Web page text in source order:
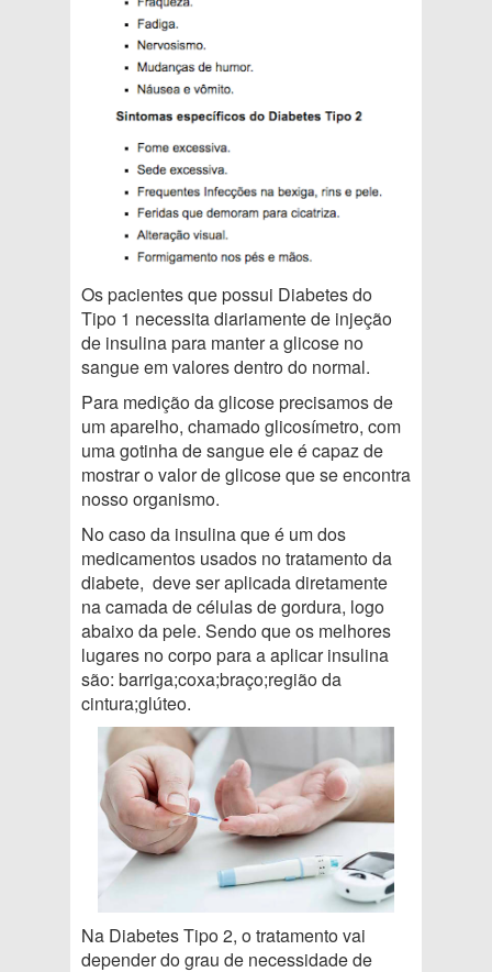
Os pacientes que possui Diabetes do
Tipo 1 necessita diariamente de injeção
de insulina para manter a glicose no
sangue em valores dentro do normal.
Para medição da glicose precisamos de
um aparelho, chamado glicosímetro, com
uma gotinha de sangue ele é capaz de
mostrar o valor de glicose que se encontra
nosso organismo.
No caso da insulina que é um dos
medicamentos usados no tratamento da
diabete, deve ser aplicada diretamente
na camada de células de gordura, logo
abaixo da pele. Sendo que os melhores
lugares no corpo para a aplicar insulina
são: barriga;coxa;braço;região da
cintura;glúteo.
Na Diabetes Tipo 2, o tratamento vai
depender do grau de necessidade de